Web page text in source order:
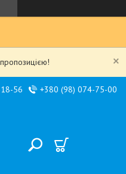
56 +380 (98) 074-75-00